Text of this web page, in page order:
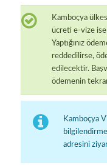
Kamboçya
ücreti e-vize ise
Yaptığınız
reddedilirse,
edilecektir.
ödemenin
Kamboçya
adresini